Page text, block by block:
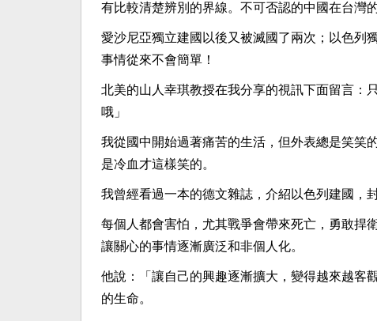
有比較清楚辨別的界線。不可否認的中國在台灣
愛沙尼亞獨立建國以後又被滅國了兩次；以色列
事情從來不會簡單！
北美的山人幸琪教授在我分享的視訊下面留言：
哦」
我從國中開始過著痛苦的生活，但外表總是笑笑
是冷血才這樣笑的。
我曾經看過一本的德文雜誌，介紹以色列建國，
每個人都會害怕，尤其戰爭會帶來死亡，勇敢捍
讓關心的事情逐漸廣泛和非個人化。
他說：「讓自己的興趣逐漸擴大，變得越來越客
的生命。